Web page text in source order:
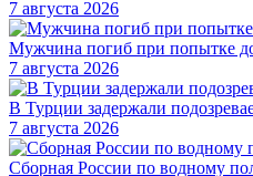
7 августа 2026
Мужчина погиб при попытке
7 августа 2026
В Турции задержали
7 августа 2026
Сборная России по водному